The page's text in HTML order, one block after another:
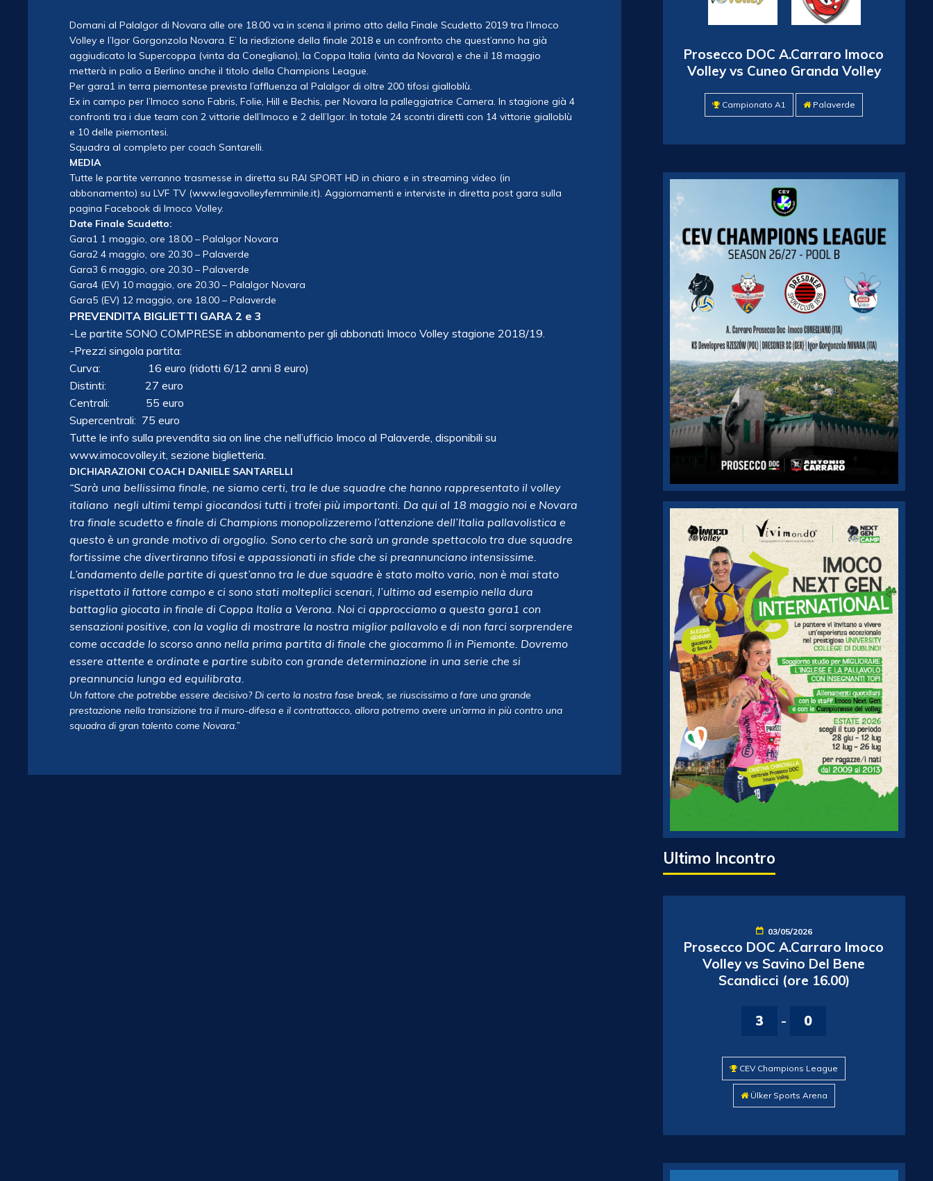
Domani al PalaIgor di Novara alle ore 18.00 va in scena il primo atto della Finale Scudetto 2019 tra l’Imoco
Volley e l’Igor Gorgonzola Novara. E’ la riedizione della finale 2018 e un confronto che quest’anno ha già
aggiudicato la Supercoppa (vinta da Conegliano), la Coppa Italia (vinta da Novara) e che il 18 maggio
metterà in palio a Berlino anche il titolo della Champions League.
Per gara1 in terra piemontese prevista l’affluenza al PalaIgor di oltre 200 tifosi gialloblù.
Ex in campo per l’Imoco sono Fabris, Folie, Hill e Bechis, per Novara la palleggiatrice Camera. In stagione già 4
confronti tra i due team con 2 vittorie dell’Imoco e 2 dell’Igor. In totale 24 scontri diretti con 14 vittorie gialloblù
e 10 delle piemontesi.
Squadra al completo per coach Santarelli.
MEDIA
Tutte le partite verranno trasmesse in diretta su RAI SPORT HD in chiaro e in streaming video (in
abbonamento) su LVF TV (www.legavolleyfemminile.it). Aggiornamenti e interviste in diretta post gara sulla
pagina Facebook di Imoco Volley.
Date Finale Scudetto:
Gara1 1 maggio, ore 18.00 – PalaIgor Novara
Gara2 4 maggio, ore 20.30 – Palaverde
Gara3 6 maggio, ore 20.30 – Palaverde
Gara4 (EV) 10 maggio, ore 20.30 – PalaIgor Novara
Gara5 (EV) 12 maggio, ore 18.00 – Palaverde
PREVENDITA BIGLIETTI GARA 2 e 3
-Le partite SONO COMPRESE in abbonamento per gli abbonati Imoco Volley stagione 2018/19.
-Prezzi singola partita:
Curva: 16 euro (ridotti 6/12 anni 8 euro)
Distinti: 27 euro
Centrali: 55 euro
Supercentrali: 75 euro
Tutte le info sulla prevendita sia on line che nell’ufficio Imoco al Palaverde, disponibili su
www.imocovolley.it, sezione biglietteria.
DICHIARAZIONI COACH DANIELE SANTARELLI
“Sarà una bellissima finale, ne siamo certi, tra le due squadre che hanno rappresentato il volley
italiano negli ultimi tempi giocandosi tutti i trofei più importanti. Da qui al 18 maggio noi e Novara
tra finale scudetto e finale di Champions monopolizzeremo l’attenzione dell’Italia pallavolistica e
questo è un grande motivo di orgoglio. Sono certo che sarà un grande spettacolo tra due squadre
fortissime che divertiranno tifosi e appassionati in sfide che si preannunciano intensissime.
L’andamento delle partite di quest’anno tra le due squadre è stato molto vario, non è mai stato
rispettato il fattore campo e ci sono stati molteplici scenari, l’ultimo ad esempio nella dura
battaglia giocata in finale di Coppa Italia a Verona. Noi ci approcciamo a questa gara1 con
sensazioni positive, con la voglia di mostrare la nostra miglior pallavolo e di non farci sorprendere
come accadde lo scorso anno nella prima partita di finale che giocammo lì in Piemonte. Dovremo
essere attente e ordinate e partire subito con grande determinazione in una serie che si
preannuncia lunga ed equilibrata.
Un fattore che potrebbe essere decisivo? Di certo la nostra fase break, se riuscissimo a fare una grande
prestazione nella transizione tra il muro-difesa e il contrattacco, allora potremo avere un’arma in più contro una
squadra di gran talento come Novara.”
Prosecco DOC A.Carraro Imoco
Volley vs Cuneo Granda Volley
Campionato A1 Palaverde
Ultimo Incontro
03/05/2026
Prosecco DOC A.Carraro Imoco
Volley vs Savino Del Bene
Scandicci (ore 16.00)
3 - 0
CEV Champions League
Ülker Sports Arena